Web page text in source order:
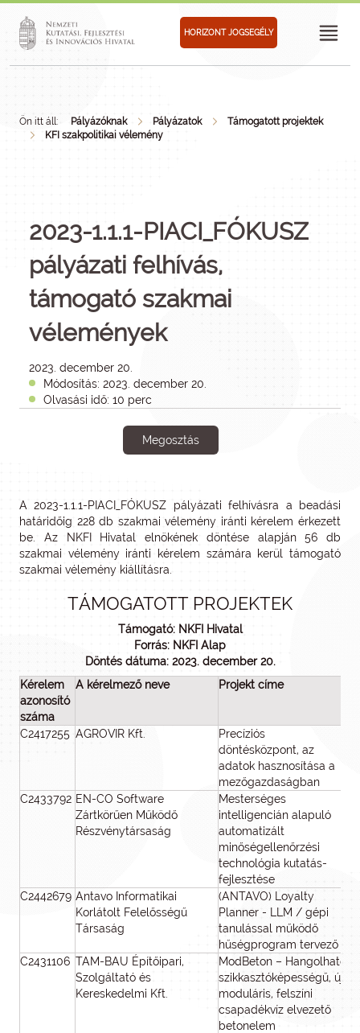
HORIZONT JOGSEGÉLY
Ön itt áll: Pályázóknak Pályázatok
Támogatott projektek
KFI szakpolitikai vélemény
2023-1.1.1-PIACI_FÓKUSZ
pályázati felhívás,
támogató szakmai
vélemények
2023. december 20.
Módosítás: 2023. december 20.
Olvasási idő: 10 perc
Megosztás
A 2023-1.1.1-PIACI_FÓKUSZ pályázati felhívásra a beadási
határidőig 228 db szakmai vélemény iránti kérelem érkezett
be. Az NKFI Hivatal elnökének döntése alapján 56 db
szakmai vélemény iránti kérelem számára kerül támogató
szakmai vélemény kiállításra.
TÁMOGATOTT PROJEKTEK
Támogató: NKFI Hivatal
Forrás: NKFI Alap
Döntés dátuma: 2023. december 20.
Kérelem
azonosító
száma
A kérelmező neve Projekt címe
C2417255 AGROVIR Kft.
Precíziós
döntésközpont, az
adatok hasznosítása a
mezőgazdaságban
C2433792 EN-CO Software
Zártkörűen Működő
Részvénytársaság
Mesterséges
intelligencián alapuló
automatizált
minőségellenőrzési
technológia kutatás-
fejlesztése
C2442679 Antavo Informatikai
Korlátolt Felelősségű
Társaság
(ANTAVO) Loyalty
Planner - LLM / gépi
tanulással működő
hűségprogram tervező
C2431106 TAM-BAU Építőipari,
Szolgáltató és
Kereskedelmi Kft.
ModBeton – Hangolható
szikkasztóképességű, új,
moduláris, felszíni
csapadékvíz elvezető
betonelem